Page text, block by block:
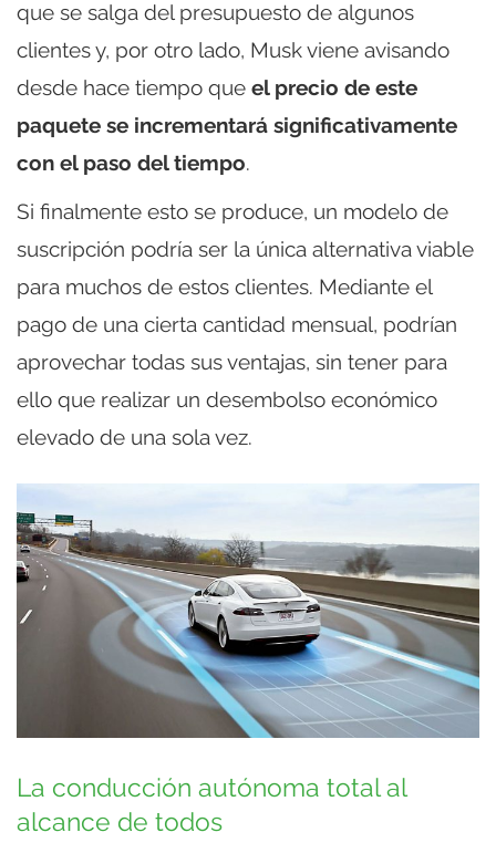
que se salga del presupuesto de algunos
clientes y, por otro lado, Musk viene avisando
desde hace tiempo que el precio de este
paquete se incrementará significativamente
con el paso del tiempo.
Si finalmente esto se produce, un modelo de
suscripción podría ser la única alternativa viable
para muchos de estos clientes. Mediante el
pago de una cierta cantidad mensual, podrían
aprovechar todas sus ventajas, sin tener para
ello que realizar un desembolso económico
elevado de una sola vez.
La conducción autónoma total al
alcance de todos